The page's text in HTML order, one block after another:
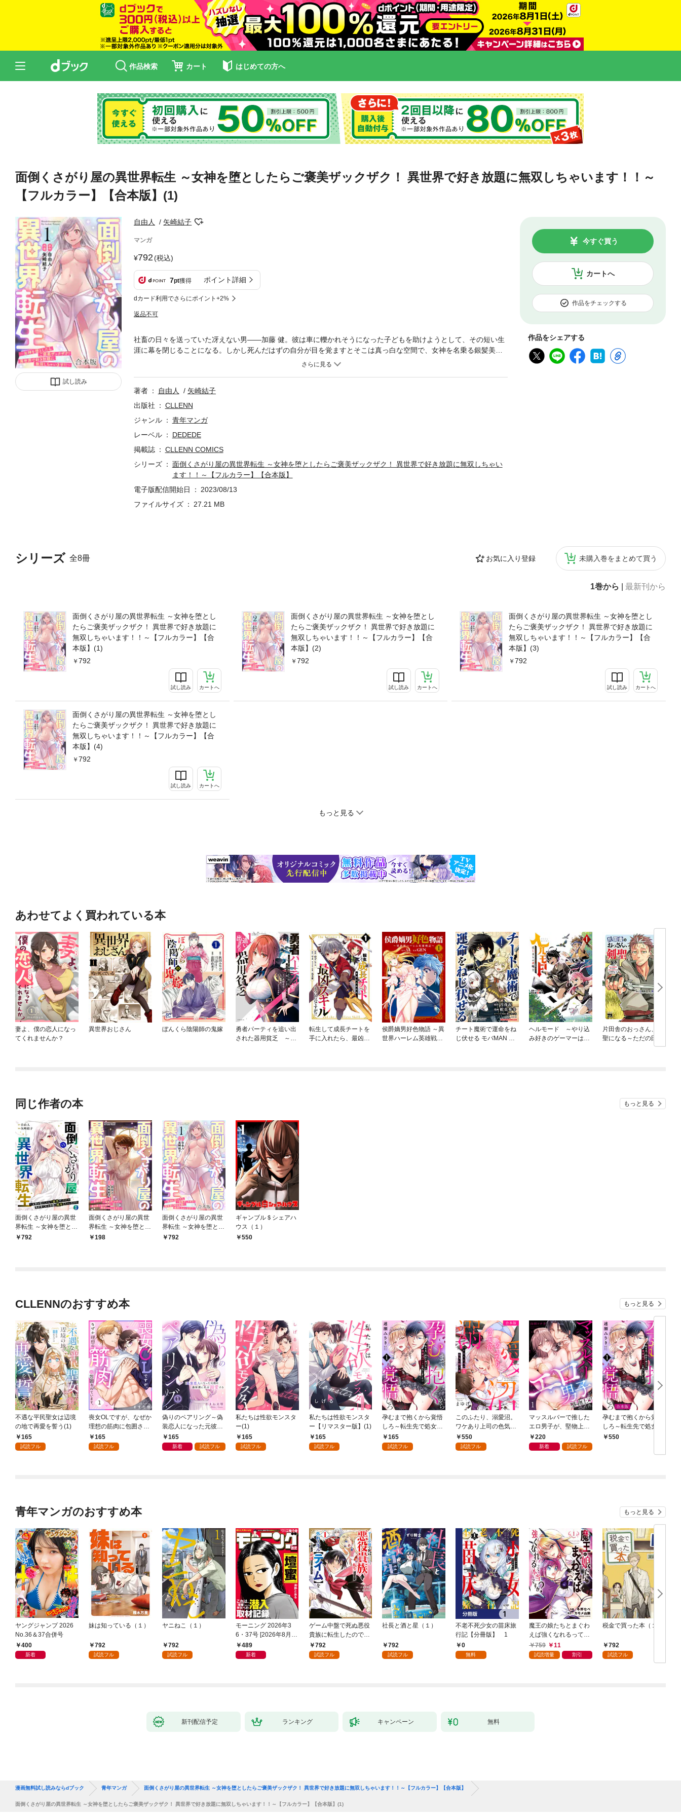
作品検索 カート はじめての方へ
面倒くさがり屋の異世界転生 ～女神を堕としたらご褒美ザックザク！ 異世界で好き放題に無双しちゃいます！！～
【フルカラー】【合本版】(1)
試し読み
自由人 矢崎結子
マンガ
792(税込)
7pt獲得 ポイント詳細
dカード利用でさらにポイント+2%
返品不可
カートへ
今すぐ買う
作品をチェックする
作品をシェアする
シリーズ 全8冊 お気に入り登録 未購入巻をまとめて買う
1巻から 最新刊から
面倒くさがり屋の異世界転生 ～女神を堕とし
たらご褒美ザックザク！ 異世界で好き放題に
無双しちゃいます！！～【フルカラー】【合
本版】(1)
792
試し読み カートへ
面倒くさがり屋の異世界転生 ～女神を堕とし
たらご褒美ザックザク！ 異世界で好き放題に
無双しちゃいます！！～【フルカラー】【合
本版】(2)
792
試し読み カートへ
面倒くさがり屋の異世界転生 ～女神を堕とし
たらご褒美ザックザク！ 異世界で好き放題に
無双しちゃいます！！～【フルカラー】【合
本版】(3)
792
試し読み カートへ
面倒くさがり屋の異世界転生 ～女神を堕とし
たらご褒美ザックザク！ 異世界で好き放題に
無双しちゃいます！！～【フルカラー】【合
本版】(4)
792
試し読み カートへ
もっと見る
社畜の日々を送っていた冴えない男――加藤 健。彼は車に轢かれそうになった子どもを助けようとして、その短い生
涯に幕を閉じることになる。しかし死んだはずの自分が目を覚ますとそこは真っ白な空間で、女神を名乗る銀髪美女
――ソフィーリアと出会う。彼女から転生とスキルについて説明を受けるが、ついつい説明そっちのけで一目ぼれし
ズ！※本作品には「面倒くさがり屋の異世界転生 ～女神を堕としたらご褒美ザックザク！ 異世界で好き放題に無双し
ちゃいます!!～【フルカラー】(1)～(4)」の内容が格納されてます。重複購入にお気を付けください。
著者 自由人
矢崎結子
出版社
CLLENN
ジャンル
青年マンガ
レーベル
DEDEDE
掲載誌
CLLENN COMICS
シリーズ
面倒くさがり屋の異世界転生 ～女神を堕としたらご褒美ザックザク！ 異世界で好き放題に無双しちゃい
ます！！～【フルカラー】【合本版】
電子版配信開始日
2023/08/13
ファイルサイズ
27.21 MB
あわせてよく買われている本
妻よ、僕の恋人になっ
てくれませんか？
異世界おじさん ぼんくら陰陽師の鬼嫁
勇者パーティを追い出
された器用貧乏 ～パ
転生して成長チートを
手に入れたら、最凶ス
侯爵嫡男好色物語 ～異
世界ハーレム英雄戦記
チート魔術で運命をね
じ伏せる モバMAN DI
ヘルモード ～やり込
み好きのゲーマーは廃
片田舎のおっさん、剣
聖になる～ただの田舎
の剣術師範だったの
同じ作者の本 もっと見る
面倒くさがり屋の異世
界転生 ～女神を堕とし
たらご褒美ザックザ
792
面倒くさがり屋の異世
界転生 ～女神を堕とし
たらご褒美ザックザ
198
面倒くさがり屋の異世
界転生 ～女神を堕とし
たらご褒美ザックザ
792
ギャンブル＄シェアハ
ウス（１）
550
CLLENNのおすすめ本 もっと見る
不遇な平民聖女は辺境
の地で再愛を誓う(1)
165
試読フル
喪女OLですが、なぜか
理想の筋肉に包囲され
ています。(1)
165
試読フル
偽りのペアリング～偽
装恋人になった元彼は
過保護に私を溺愛する
～(1)
165
新着 試読フル
私たちは性欲モンスタ
ー(1)
165
試読フル
私たちは性欲モンスタ
ー【リマスター版】(1)
165
試読フル
孕むまで抱くから覚悟
しろ～転生先で処女を
捧げたら溺愛Hルート
に突入しました！？～
165
試読フル
このふたり、溺愛沼。
ワケあり上司の色気に
酔う夜【合本版】(1)
550
試読フル
マッスルバーで推した
エロ男子が、堅物上司
だった件。(1)
220
新着 試読フル
孕むまで抱くから覚悟
しろ～転生先で処女を
捧げたら溺愛Hルート
550
青年マンガのおすすめ本 もっと見る
ヤングジャンプ 2026
No.36＆37合併号
400
新着
妹は知っている（１）
792
試読フル
ヤニねこ（１）
792
試読フル
モーニング 2026年3
6・37号 [2026年8月6
日発売]
489
新着
ゲーム中盤で死ぬ悪役
貴族に転生したので、
外れスキル【テイム】
を駆使して最強を目指
792
試読フル
社長と酒と星（１）
792
試読フル
不老不死少女の苗床旅
行記【分冊版】 1
0
無料
魔王の娘たちとまぐわ
えば強くなれるって本
当ですか？【特典ペー
パー付き】【カラーペ
759 11
試読増量 割引
税金で買った本（１）
792
試読フル
新刊配信予定 ランキング キャンペーン 無料
漫画無料試し読みならdブック 青年マンガ 面倒くさがり屋の異世界転生 ～女神を堕としたらご褒美ザックザク！ 異世界で好き放題に無双しちゃいます！！～【フルカラー】【合本版】
面倒くさがり屋の異世界転生 ～女神を堕としたらご褒美ザックザク！ 異世界で好き放題に無双しちゃいます！！～【フルカラー】【合本版】(1)